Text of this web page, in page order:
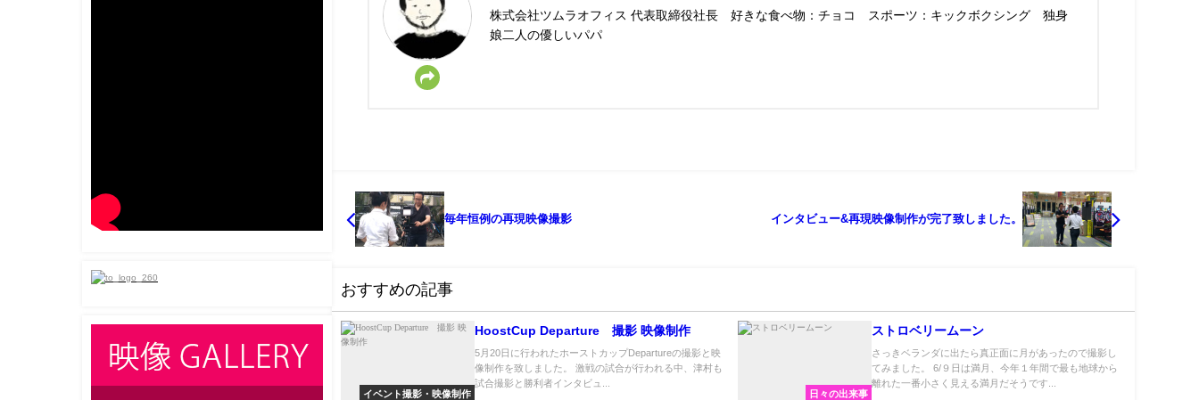
株式会社ツムラオフィス 代表取締役社長 好きな食べ物：チョコ スポーツ：キックボクシング 独身
娘二人の優しいパパ
毎年恒例の再現映像撮影 インタビュー&再現映像制作が完了致しました。
おすすめの記事
イベント撮影・映像制作
HoostCup Departure 撮影 映像制作
5月20日に行われたホーストカップDepartureの撮影と映
像制作を致しました。 激戦の試合が行われる中、津村も
試合撮影と勝利者インタビュ...
日々の出来事
ストロベリームーン
さっきベランダに出たら真正面に月があったので撮影し
てみました。 6/９日は満月、今年１年間で最も地球から
離れた一番小さく見える満月だそうです...